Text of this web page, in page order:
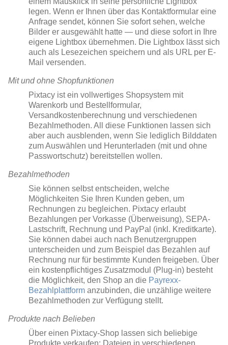
legen. Wenn er Ihnen über das Kontaktformular eine
Anfrage sendet, können Sie sofort sehen, welche
Bilder er ausgewählt hatte — und diese sofort in Ihre
eigene Lightbox übernehmen. Die Lightbox lässt sich
auch als Lesezeichen speichern und als URL per E-
Mail versenden.
Mit und ohne Shopfunktionen
Pixtacy ist ein vollwertiges Shopsystem mit
Warenkorb und Bestellformular,
Versandkostenberechnung und verschiedenen
Bezahlmethoden. All diese Funktionen lassen sich
aber auch ausblenden, wenn Sie lediglich Bilddaten
zum Auswählen und Herunterladen (mit und ohne
Passwortschutz) bereitstellen wollen.
Bezahlmethoden
Sie können selbst entscheiden, welche
Möglichkeiten Sie Ihren Kunden geben, um
Rechnungen zu begleichen. Pixtacy erlaubt
Bezahlungen per Vorkasse (Überweisung), SEPA-
Lastschrift, Rechnung und PayPal (inkl. Kreditkarte).
Sie können dabei auch nach Benutzergruppen
unterscheiden und zum Beispiel das Bezahlen auf
Rechnung nur für bestimmte Kunden freigeben. Über
ein kostenpflichtiges Zusatzmodul (Plug-in) besteht
die Möglichkeit, den Shop an die Payrexx-
Bezahlplattform anzubinden, die unzählige weitere
Bezahlmethoden zur Verfügung stellt.
Produkte nach Belieben
Über einen Pixtacy-Shop lassen sich beliebige
Produkte verkaufen: Dateien in verschiedenen